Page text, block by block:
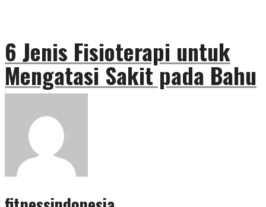
6 Jenis Fisioterapi untuk
Mengatasi Sakit pada Bahu